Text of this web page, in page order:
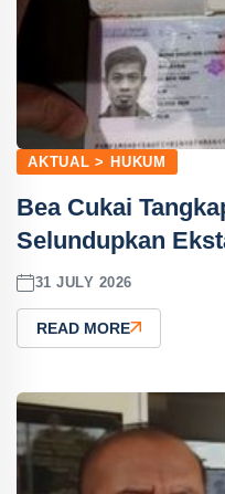
AKTUAL > HUKUM
Bea Cukai
Selundupkan
31 JULY 2026
READ MORE